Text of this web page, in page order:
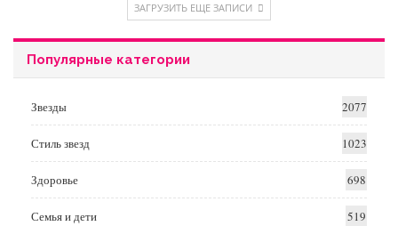
ЗАГРУЗИТЬ ЕЩЕ ЗАПИСИ
Популярные категории
Звезды 2077
Стиль звезд 1023
Здоровье 698
Семья и дети 519